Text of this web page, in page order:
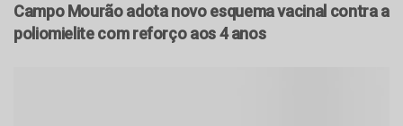
Campo Mourão adota novo esquema vacinal contra a
poliomielite com reforço aos 4 anos